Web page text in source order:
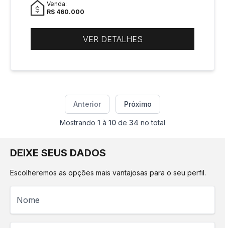
Venda:
R$ 460.000
VER DETALHES
Anterior Próximo
Mostrando 1 à 10 de 34 no total
DEIXE SEUS DADOS
Escolheremos as opções mais vantajosas para o seu perfil.